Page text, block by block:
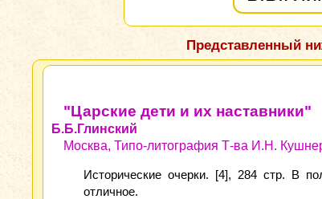
Представленный
"Царские дети и их наставники"
Б.Б.Глинский
Москва, Типо-литография Т-ва И.Н.
Исторические очерки. [4], 284 стр. В
отличное.